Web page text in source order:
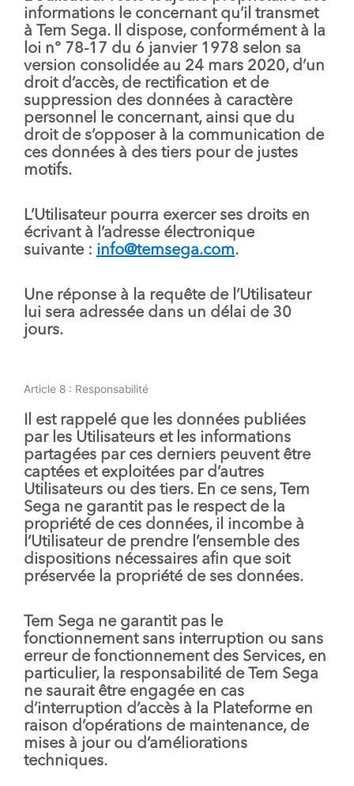
informations le concernant qu’il transmet
à Tem Sega. Il dispose, conformément à la
loi n° 78-17 du 6 janvier 1978 selon sa
version consolidée au 24 mars 2020, d’un
droit d’accès, de rectification et de
suppression des données à caractère
personnel le concernant, ainsi que du
droit de s’opposer à la communication de
ces données à des tiers pour de justes
motifs.
L’Utilisateur pourra exercer ses droits en
écrivant à l’adresse électronique
suivante : info@temsega.com.
Une réponse à la requête de l’Utilisateur
lui sera adressée dans un délai de 30
jours.
Article 8 : Responsabilité
Il est rappelé que les données publiées
par les Utilisateurs et les informations
partagées par ces derniers peuvent être
captées et exploitées par d’autres
Utilisateurs ou des tiers. En ce sens, Tem
Sega ne garantit pas le respect de la
propriété de ces données, il incombe à
l’Utilisateur de prendre l’ensemble des
dispositions nécessaires afin que soit
préservée la propriété de ses données.
Tem Sega ne garantit pas le
fonctionnement sans interruption ou sans
erreur de fonctionnement des Services, en
particulier, la responsabilité de Tem Sega
ne saurait être engagée en cas
d’interruption d’accès à la Plateforme en
raison d’opérations de maintenance, de
mises à jour ou d’améliorations
techniques.